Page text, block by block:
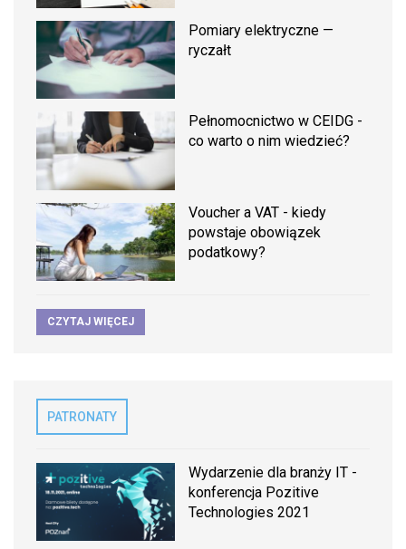
Pomiary elektryczne —
ryczałt
Pełnomocnictwo w CEIDG -
co warto o nim wiedzieć?
Voucher a VAT - kiedy
powstaje obowiązek
podatkowy?
CZYTAJ WIĘCEJ
PATRONATY
Wydarzenie dla branży IT -
konferencja Pozitive
Technologies 2021